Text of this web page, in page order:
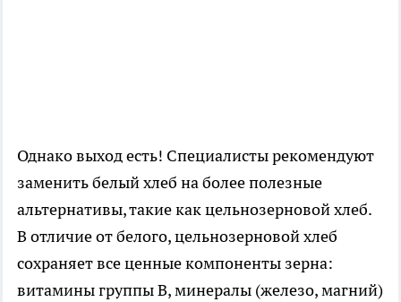
Однако выход есть! Специалисты рекомендуют
заменить белый хлеб на более полезные
альтернативы, такие как цельнозерновой хлеб.
В отличие от белого, цельнозерновой хлеб
сохраняет все ценные компоненты зерна:
витамины группы B, минералы (железо, магний)